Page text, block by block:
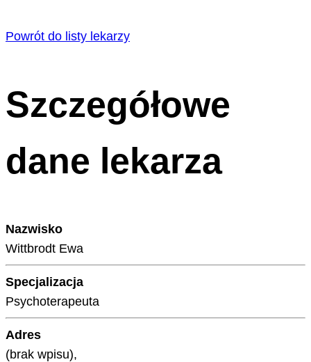
Powrót do listy lekarzy
Szczegółowe
dane lekarza
Nazwisko
Wittbrodt Ewa
Specjalizacja
Psychoterapeuta
Adres
(brak wpisu),